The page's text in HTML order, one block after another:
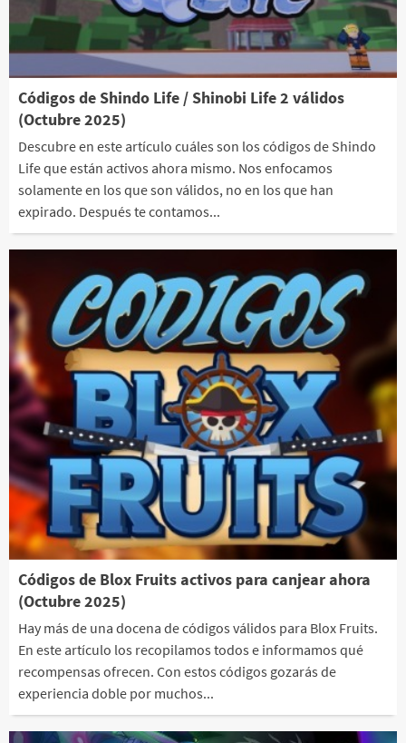
Códigos de Shindo Life / Shinobi Life 2 válidos
(Octubre 2025)
Descubre en este artículo cuáles son los códigos de Shindo
Life que están activos ahora mismo. Nos enfocamos
solamente en los que son válidos, no en los que han
expirado. Después te contamos...
Códigos de Blox Fruits activos para canjear ahora
(Octubre 2025)
Hay más de una docena de códigos válidos para Blox Fruits.
En este artículo los recopilamos todos e informamos qué
recompensas ofrecen. Con estos códigos gozarás de
experiencia doble por muchos...